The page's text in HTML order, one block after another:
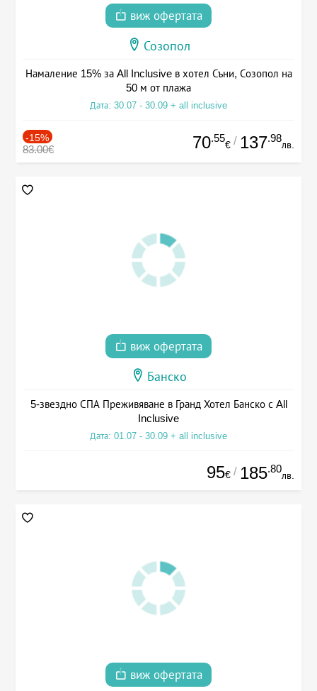
виж офертата
Созопол
Намаление 15% за All Inclusive в хотел Съни, Созопол на
50 м от плажа
Дата: 30.07 - 30.09 + all inclusive
-15%
83.00€ 70.55
€ / 137.98
лв.
виж офертата
Банско
5-звездно СПА Преживяване в Гранд Хотел Банско с All
Inclusive
Дата: 01.07 - 30.09 + all inclusive
95€ / 185.80
лв.
виж офертата